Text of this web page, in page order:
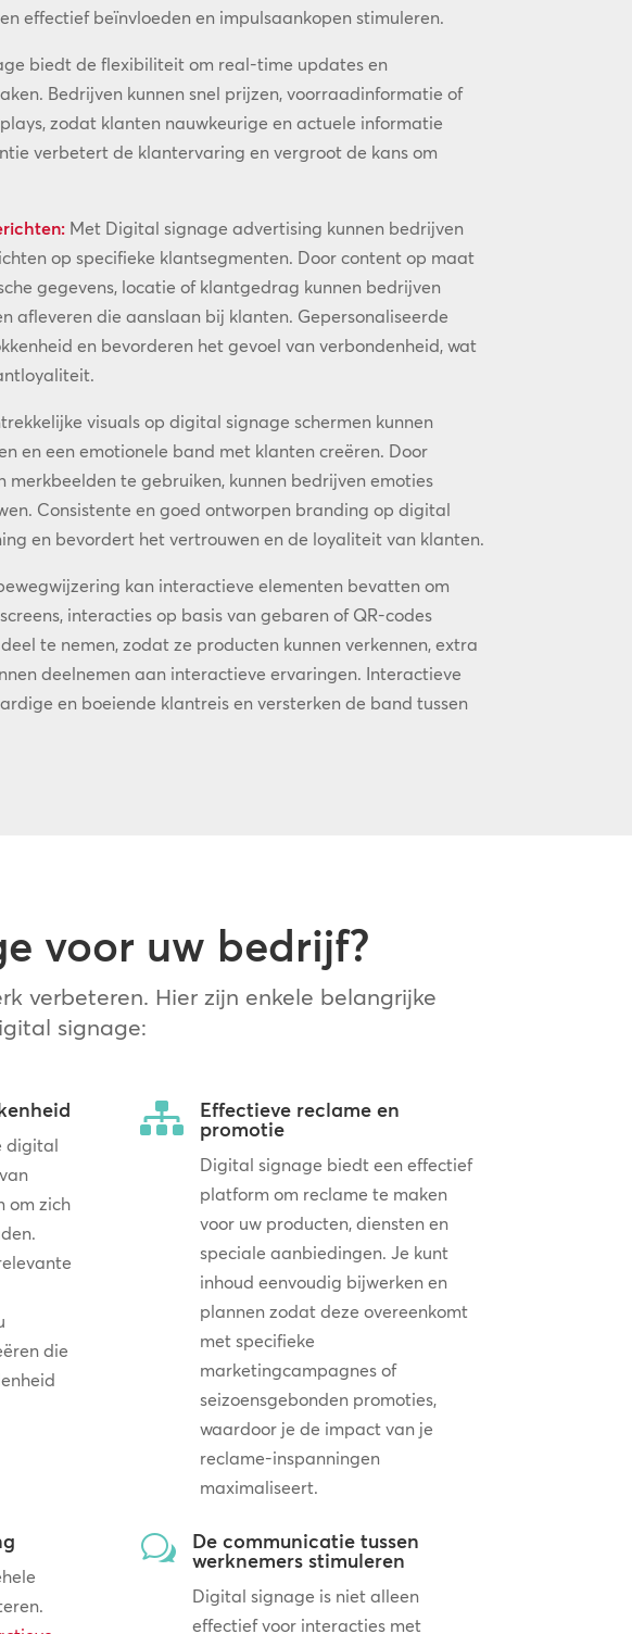
effectief beïnvloeden en impulsaankopen stimuleren.
biedt de flexibiliteit om real-time updates en
Bedrijven kunnen snel prijzen, voorraadinformatie of
zodat klanten nauwkeurige en actuele informatie
verbetert de klantervaring en vergroot de kans om
Met Digital signage advertising kunnen bedrijven
op specifieke klantsegmenten. Door content op maat
gegevens, locatie of klantgedrag kunnen bedrijven
afleveren die aanslaan bij klanten. Gepersonaliseerde
en bevorderen het gevoel van verbondenheid, wat
visuals op digital signage schermen kunnen
en een emotionele band met klanten creëren. Door
merkbeelden te gebruiken, kunnen bedrijven emoties
Consistente en goed ontworpen branding op digital
en bevordert het vertrouwen en de loyaliteit van klanten.
kan interactieve elementen bevatten om
interacties op basis van gebaren of QR-codes
te nemen, zodat ze producten kunnen verkennen, extra
deelnemen aan interactieve ervaringen. Interactieve
en boeiende klantreis en versterken de band tussen
voor uw bedrijf?
verbeteren. Hier zijn enkele belangrijke
signage:
digital
om zich
die
 Effectieve reclame en
promotie
Digital signage biedt een effectief
platform om reclame te maken
voor uw producten, diensten en
speciale aanbiedingen. Je kunt
inhoud eenvoudig bijwerken en
plannen zodat deze overeenkomt
met specifieke
marketingcampagnes of
seizoensgebonden promoties,
waardoor je de impact van je
reclame-inspanningen
maximaliseert.
w De communicatie tussen
werknemers stimuleren
Digital signage is niet alleen
effectief voor interacties met